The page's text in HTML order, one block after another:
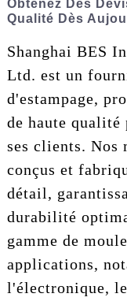
Obtenez Des
Qualité Dès
Shanghai BES
Ltd. est un
d'estampage,
de haute qualité
ses clients. Nos
conçus et
détail,
durabilité
gamme de
applications,
l'électronique,